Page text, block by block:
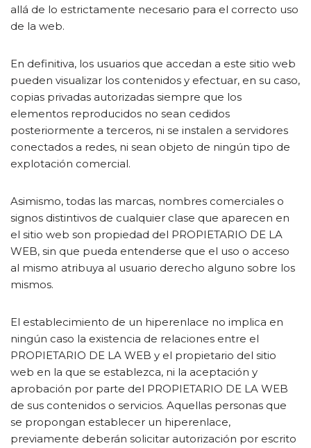
allá de lo estrictamente necesario para el correcto uso
de la web.
En definitiva, los usuarios que accedan a este sitio web
pueden visualizar los contenidos y efectuar, en su caso,
copias privadas autorizadas siempre que los
elementos reproducidos no sean cedidos
posteriormente a terceros, ni se instalen a servidores
conectados a redes, ni sean objeto de ningún tipo de
explotación comercial.
Asimismo, todas las marcas, nombres comerciales o
signos distintivos de cualquier clase que aparecen en
el sitio web son propiedad del PROPIETARIO DE LA
WEB, sin que pueda entenderse que el uso o acceso
al mismo atribuya al usuario derecho alguno sobre los
mismos.
El establecimiento de un hiperenlace no implica en
ningún caso la existencia de relaciones entre el
PROPIETARIO DE LA WEB y el propietario del sitio
web en la que se establezca, ni la aceptación y
aprobación por parte del PROPIETARIO DE LA WEB
de sus contenidos o servicios. Aquellas personas que
se propongan establecer un hiperenlace,
previamente deberán solicitar autorización por escrito